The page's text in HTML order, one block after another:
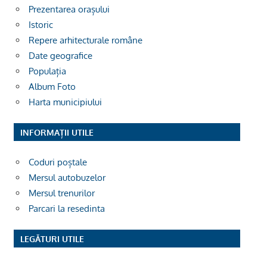
Prezentarea orașului
Istoric
Repere arhitecturale române
Date geografice
Populația
Album Foto
Harta municipiului
INFORMAȚII UTILE
Coduri poștale
Mersul autobuzelor
Mersul trenurilor
Parcari la resedinta
LEGĂTURI UTILE